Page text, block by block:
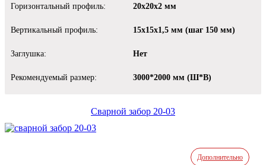
Горизонтальный профиль: 20х20х2 мм
Вертикальный профиль: 15х15х1,5 мм (шаг 150 мм)
Заглушка: Нет
Рекомендуемый размер: 3000*2000 мм (Ш*В)
Сварной забор 20-03
Дополнительно